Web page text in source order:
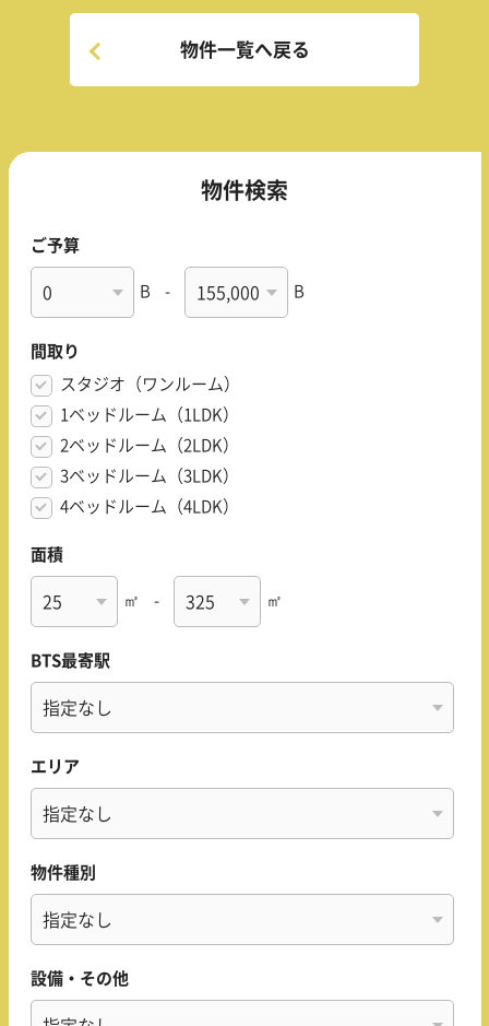
物件一覧へ戻る
物件検索
ご予算
B - B
間取り
スタジオ（ワンルーム）
1ベッドルーム（1LDK）
2ベッドルーム（2LDK）
3ベッドルーム（3LDK）
4ベッドルーム（4LDK）
面積
㎡ - ㎡
BTS最寄駅
エリア
物件種別
設備・その他